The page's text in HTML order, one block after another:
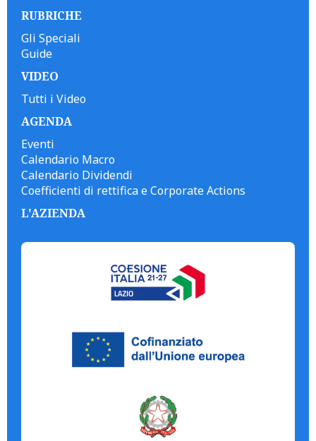
RUBRICHE
Gli Speciali
Guide
VIDEO
Tutti i Video
AGENDA
Eventi
Calendario Macro
Calendario Dividendi
Coefficienti di rettifica e Corporate Actions
L'AZIENDA